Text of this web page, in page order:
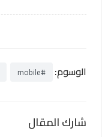
الوسوم: #mobile
شارك المقال